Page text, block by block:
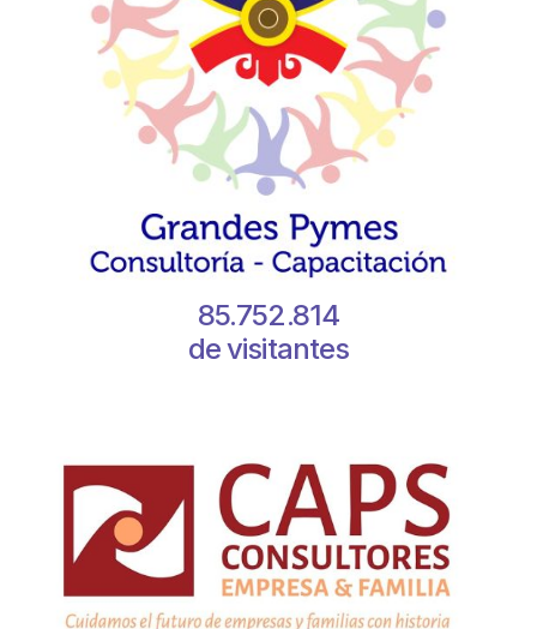
85.752.814
de visitantes